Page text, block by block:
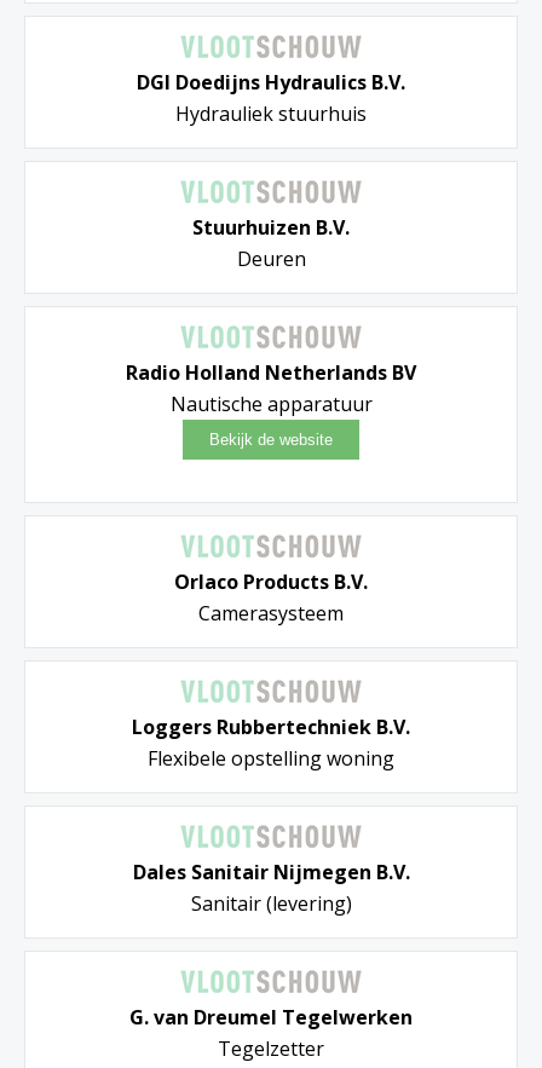
DGI Doedijns Hydraulics B.V.
Hydrauliek stuurhuis
Stuurhuizen B.V.
Deuren
Radio Holland Netherlands BV
Nautische apparatuur
Orlaco Products B.V.
Camerasysteem
Loggers Rubbertechniek B.V.
Flexibele opstelling woning
Dales Sanitair Nijmegen B.V.
Sanitair (levering)
G. van Dreumel Tegelwerken
Tegelzetter